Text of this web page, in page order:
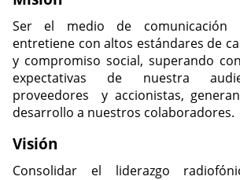
Ser el medio de
entretiene con altos estándares de
y compromiso social, superando
expectativas de nuestra
proveedores y accionistas,
desarrollo a nuestros colaboradores.
Visión
Consolidar el liderazgo